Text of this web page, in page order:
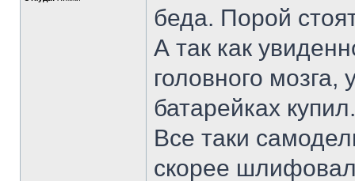
беда. Порой
А так как
головного
батарейках купил.
Все таки
скорее